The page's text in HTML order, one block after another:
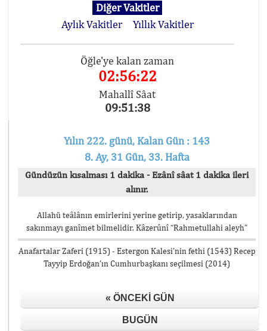
Diğer Vakitler
Aylık Vakitler
Yıllık Vakitler
Öğle'ye kalan zaman
02:56:22
Mahallî Sâat
09:51:38
Yılın 222. günü, Kalan Gün : 143
8. Ay, 31 Gün, 33. Hafta
Gündüzün kısalması 1 dakika - Ezânî sâat 1 dakika ileri
alınır.
Allahü teâlânın emirlerini yerine getirip, yasaklarından
sakınmayı ganîmet bilmelidir. Kâzerûnî “Rahmetullahi aleyh”
Anafartalar Zaferi (1915) - Estergon Kalesi’nin fethi (1543) Recep
Tayyip Erdoğan’ın Cumhurbaşkanı seçilmesi (2014)
« ÖNCEKI GÜN
BUGÜN